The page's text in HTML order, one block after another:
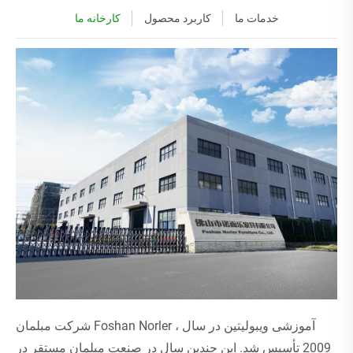
کارخانه ما کاربرد محصول خدمات ما
شرکت مبلمان Foshan Norler ، آموزشی ویبولیتین در سال
2009 تأسیس شد. این چندین سال در صنعت مبلمان مستقر در